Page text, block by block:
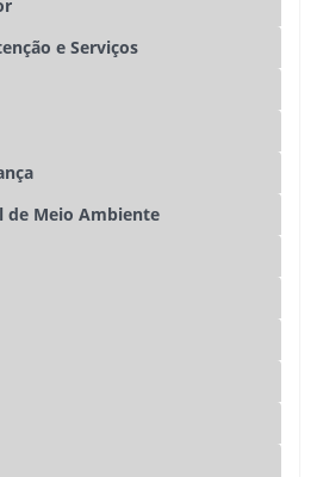
e Serviços
de Meio Ambiente